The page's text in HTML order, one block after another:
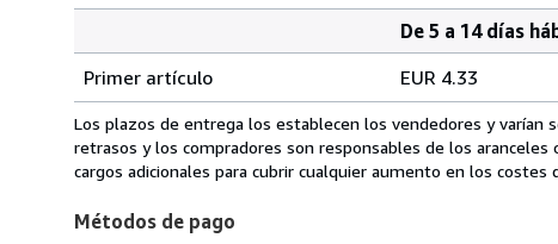
de
envío
en
Estados
de
pedido
De 5 a 14 días
Primer artículo
EUR 4.33
Los plazos de entrega los establecen los vendedores y varían
retrasos y los compradores son responsables de los
cargos adicionales para cubrir cualquier aumento en los costes
Métodos de pago